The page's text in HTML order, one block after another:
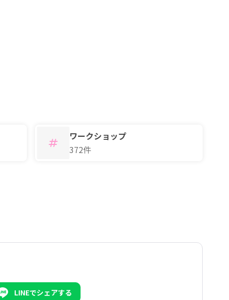
ワークショップ
372件
LINEでシェアする